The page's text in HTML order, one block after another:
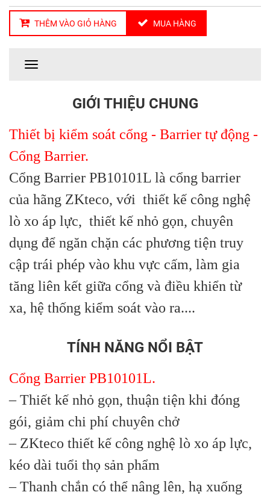
THÊM VÀO GIỎ HÀNG MUA HÀNG
GIỚI THIỆU CHUNG
Thiết bị kiểm soát cổng - Barrier tự động -
Cổng Barrier.
Cổng Barrier PB10101L là cổng barrier
của hãng ZKteco, với thiết kế công nghệ
lò xo áp lực, thiết kế nhỏ gọn, chuyên
dụng để ngăn chặn các phương tiện truy
cập trái phép vào khu vực cấm, làm gia
tăng liên kết giữa cổng và điều khiển từ
xa, hệ thống kiểm soát vào ra....
TÍNH NĂNG NỔI BẬT
Cổng Barrier PB10101L.
– Thiết kế nhỏ gọn, thuận tiện khi đóng
gói, giảm chi phí chuyên chở
– ZKteco thiết kế công nghệ lò xo áp lực,
kéo dài tuổi thọ sản phẩm
– Thanh chắn có thể nâng lên, hạ xuống